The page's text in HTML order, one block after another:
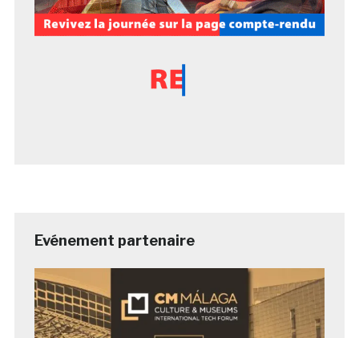
Evénement partenaire